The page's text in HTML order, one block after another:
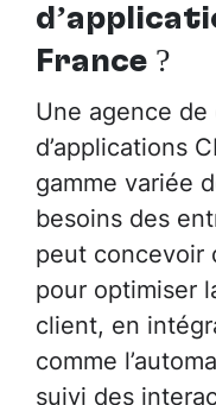
France ?
Une agence
d’applications
gamme variée
besoins des
peut concevoir
pour optimiser
client, en
comme
suivi des